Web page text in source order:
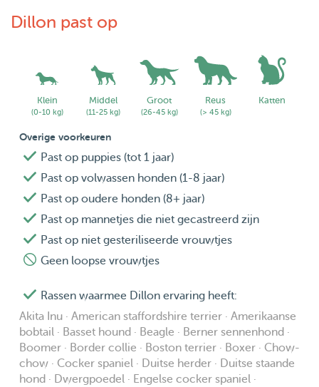
Last but not least, mijn partner en ik hebben
werken vanuit huis en houden veel van honden, ik
garanderen dat we veel tijd hebben om te spelen
met uw baby's! ❤️
Dillon past op
Klein
(0-10 kg)
Middel
(11-25 kg)
Groot
(26-45 kg)
Reus
(> 45 kg)
Katten
Overige voorkeuren
Past op puppies (tot 1 jaar)
Past op volwassen honden (1-8 jaar)
Past op oudere honden (8+ jaar)
Past op mannetjes die niet gecastreerd zijn
Past op niet gesteriliseerde vrouwtjes
Geen loopse vrouwtjes
Rassen waarmee Dillon ervaring heeft:
Akita Inu · American staffordshire terrier · Amerikaanse
bobtail · Basset hound · Beagle · Berner sennenhond ·
Boomer · Border collie · Boston terrier · Boxer · Chow-
chow · Cocker spaniel · Duitse herder · Duitse staande
hond · Dwergpoedel · Engelse cocker spaniel ·